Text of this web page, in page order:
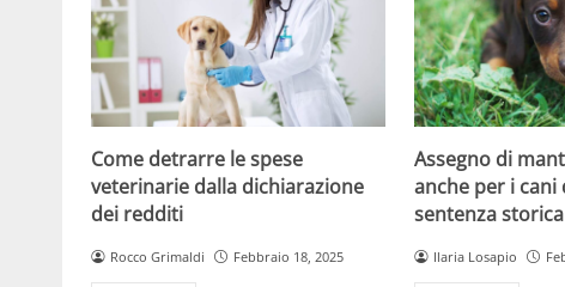
Come detrarre le spese
veterinarie dalla dichiarazione
dei redditi
Rocco Grimaldi Febbraio 18, 2025
Assegno di
anche per i
sentenza
Ilaria Losapio